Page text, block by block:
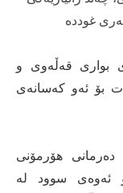
غودده‌
بواری قەڵەوی و
بۆ ئه‌و كه‌سانه‌ی
هۆرمۆنی
ئەوەی سوود لە